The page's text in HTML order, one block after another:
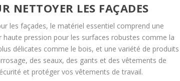
NETTOYER LES FAÇADES
les façades, le matériel essentiel comprend une
pression pour les surfaces robustes comme la
délicates comme le bois, et une variété de produits
des seaux, des gants et des vêtements de
et protéger vos vêtements de travail.